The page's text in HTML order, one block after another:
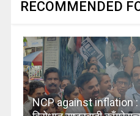
RECOMMENDED
NCP against inflation :